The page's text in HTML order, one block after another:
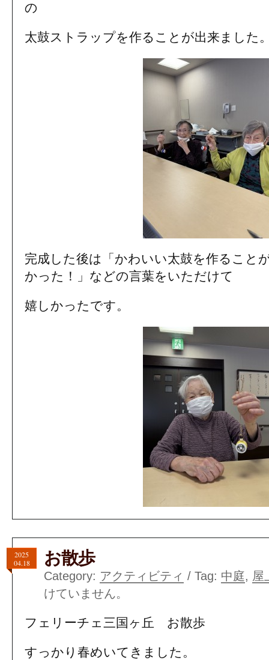
の
太鼓ストラップを作ることが出来ました
完成した後は「かわいい太鼓を作ること
かった！」などの言葉をいただけて
嬉しかったです。
2025
04.18
お散歩
Category: アクティビティ / Tag: 中庭, 屋
けていません。
フェリーチェ三国ヶ丘 お散歩
すっかり春めいてきました。